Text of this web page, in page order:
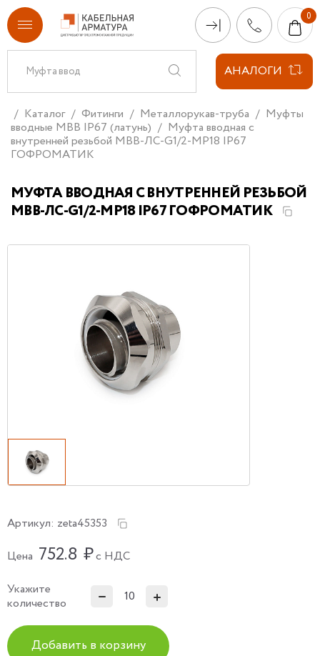
АНАЛОГИ
Каталог Фитинги Металлорукав-труба
Муфты
вводные МВВ IP67 (латунь)
Муфта вводная с
внутренней резьбой МВВ-ЛС-G1/2-МР18 IP67
ГОФРОМАТИК
МУФТА ВВОДНАЯ С ВНУТРЕННЕЙ РЕЗЬБОЙ
МВВ-ЛС-G1/2-МР18 IP67 ГОФРОМАТИК
Артикул: zeta45353
Цена 752.8 ₽с НДС
Укажите
количество
Добавить в корзину